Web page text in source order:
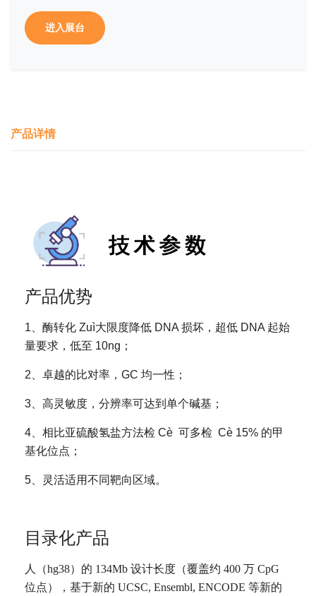
进入展台
产品详情
产品优势
1、酶转化 Zuì大限度降低 DNA 损坏，超低 DNA 起始
量要求，低至 10ng；
2、卓越的比对率，GC 均一性；
3、高灵敏度，分辨率可达到单个碱基；
4、相比亚硫酸氢盐方法检 Cè 可多检 Cè 15% 的甲
基化位点；
5、灵活适用不同靶向区域。
目录化产品
人（hg38）的 134Mb 设计长度（覆盖约 400 万 CpG
位点），基于新的 UCSC, Ensembl, ENCODE 等新的